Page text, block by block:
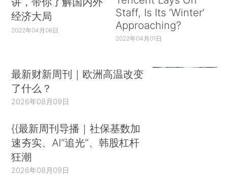
经济大局
2022年04月06日
Staff, Is Its ‘Winter’
Approaching?
2022年04月01日
最新财新周刊｜欧洲高温改变
了什么？
2026年08月09日
{{最新周刊导播｜社保基数加
速夯实、AI“追光”、韩股杠杆
狂潮
2026年08月09日